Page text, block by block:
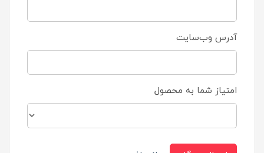
آدرس وب‌سایت
امتیاز شما به محصول